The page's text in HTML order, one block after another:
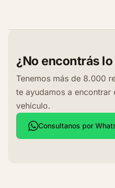
¿No encontrás
Tenemos más de 8.000
te ayudamos a encontrar
vehículo.
Consultanos por